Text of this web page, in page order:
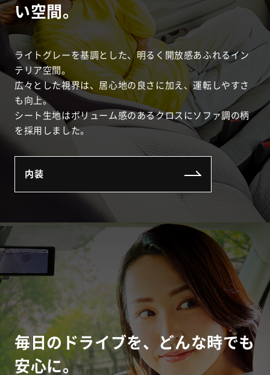
い空間。
ライトグレーを基調とした、明るく開放感あふれるイン
テリア空間。
広々とした視界は、居心地の良さに加え、運転しやすさ
も向上。
シート生地はボリューム感のあるクロスにソファ調の柄
を採用しました。
内装
毎日のドライブを、どんな時でも
安心に。